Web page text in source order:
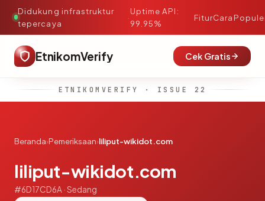
Didukung infrastruktur
tepercaya
·
Uptime API:
99.95%
FiturCara
EtnikomVerify Cek Gratis
ETNIKOMVERIFY · ISSUE 22
Beranda›Pemeriksaan›liliput-wikidot.com
liliput-wikidot.com
#6D17CD6A · Sedang